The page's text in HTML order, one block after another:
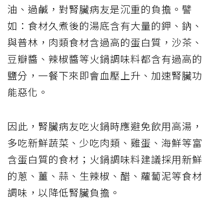
油、過鹹，對腎臟病友是沉重的負擔。譬
如：食材久煮後的湯底含有大量的鉀、鈉、
與普林，肉類食材含過高的蛋白質，沙茶、
豆瓣醬、辣椒醬等火鍋調味料都含有過高的
鹽分，一餐下來即會血壓上升、加速腎臟功
能惡化。
因此，腎臟病友吃火鍋時應避免飲用高湯，
多吃新鮮蔬菜、少吃肉類、雞蛋、海鮮等富
含蛋白質的食材；火鍋調味料建議採用新鮮
的蔥、薑、蒜、生辣椒、醋、蘿蔔泥等食材
調味，以降低腎臟負擔。